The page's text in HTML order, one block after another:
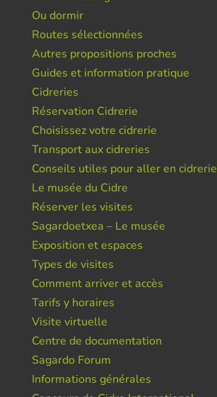
Ou dormir
Routes sélectionnées
Autres propositions proches
Guides et information pratique
Cidreries
Réservation Cidrerie
Choisissez votre cidrerie
Transport aux cidreries
Conseils utiles pour aller en cidrerie
Le musée du Cidre
Réserver les visites
Sagardoetxea – Le musée
Exposition et espaces
Types de visites
Comment arriver et accès
Tarifs y horaires
Visite virtuelle
Centre de documentation
Sagardo Forum
Informations générales